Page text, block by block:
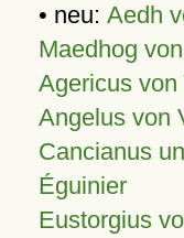
• neu: Aedh
Maedhog
Agericus von
Angelus von
Cancianus
Éguinier
Eustorgius